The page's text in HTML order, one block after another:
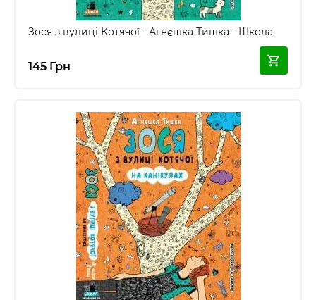
Зося з вулиці Котячої - Агнєшка Тишка - Школа
145 Грн